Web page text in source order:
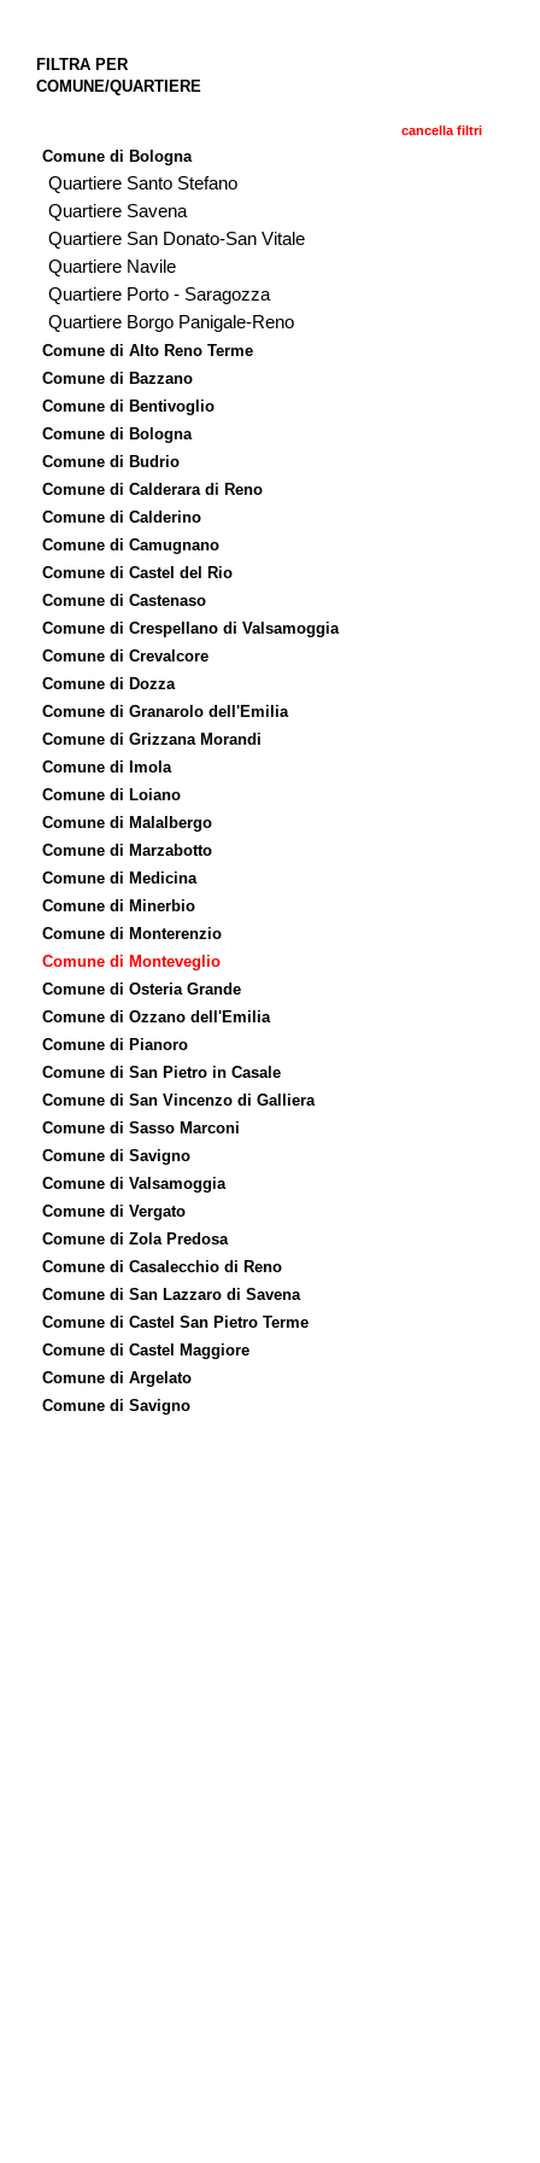
FILTRA PER
COMUNE/QUARTIERE
cancella filtri
Comune di Bologna
Quartiere Santo Stefano
Quartiere Savena
Quartiere San Donato-San Vitale
Quartiere Navile
Quartiere Porto - Saragozza
Quartiere Borgo Panigale-Reno
Comune di Alto Reno Terme
Comune di Bazzano
Comune di Bentivoglio
Comune di Bologna
Comune di Budrio
Comune di Calderara di Reno
Comune di Calderino
Comune di Camugnano
Comune di Castel del Rio
Comune di Castenaso
Comune di Crespellano di Valsamoggia
Comune di Crevalcore
Comune di Dozza
Comune di Granarolo dell'Emilia
Comune di Grizzana Morandi
Comune di Imola
Comune di Loiano
Comune di Malalbergo
Comune di Marzabotto
Comune di Medicina
Comune di Minerbio
Comune di Monterenzio
Comune di Monteveglio
Comune di Osteria Grande
Comune di Ozzano dell'Emilia
Comune di Pianoro
Comune di San Pietro in Casale
Comune di San Vincenzo di Galliera
Comune di Sasso Marconi
Comune di Savigno
Comune di Valsamoggia
Comune di Vergato
Comune di Zola Predosa
Comune di Casalecchio di Reno
Comune di San Lazzaro di Savena
Comune di Castel San Pietro Terme
Comune di Castel Maggiore
Comune di Argelato
Comune di Savigno